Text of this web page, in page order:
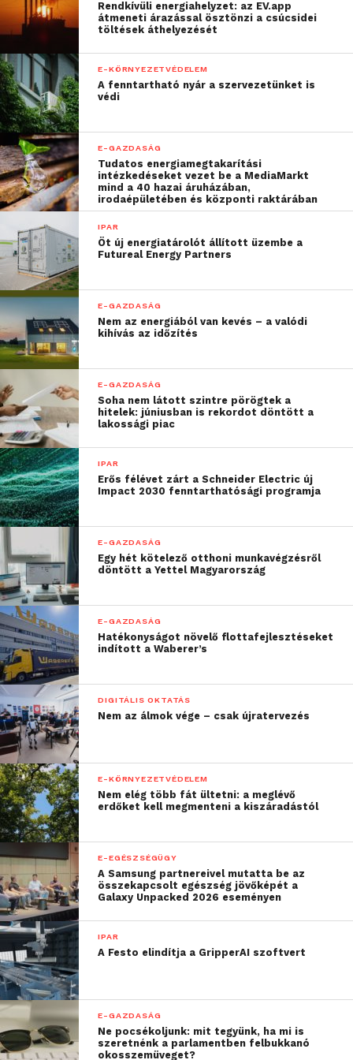
beágyazták az SAP S/4HANA Cloud környezetbe
annak érdekében, hogy a szervezetek egy
rendszerben kezelhessék szerteágazó tervezési,
végrehajtási és elemzési folyamataikat. A megoldás
immár több mint 150 adatforrás adatait képes
kezelni.
Az SAP Analytics Cloud további újdonsága, hogy
erősebb digitális asszisztenst kap, amelyet már
élőszóban is lehet kérdezni, és amelynek válaszai
azonnal megjelennek a képernyőn.
Rendkívüli energiahelyzet: az EV.app
átmeneti árazással ösztönzi a csúcsidei
töltések áthelyezését
E-KÖRNYEZETVÉDELEM
A fenntartható nyár a szervezetünket is
védi
E-GAZDASÁG
Tudatos energiamegtakarítási
intézkedéseket vezet be a MediaMarkt
mind a 40 hazai áruházában,
irodaépületében és központi raktárában
IPAR
Öt új energiatárolót állított üzembe a
Futureal Energy Partners
E-GAZDASÁG
Nem az energiából van kevés – a valódi
kihívás az időzítés
E-GAZDASÁG
Soha nem látott szintre pörögtek a
hitelek: júniusban is rekordot döntött a
lakossági piac
IPAR
Erős félévet zárt a Schneider Electric új
Impact 2030 fenntarthatósági programja
E-GAZDASÁG
Egy hét kötelező otthoni munkavégzésről
döntött a Yettel Magyarország
E-GAZDASÁG
Hatékonyságot növelő flottafejlesztéseket
indított a Waberer’s
DIGITÁLIS OKTATÁS
Nem az álmok vége – csak újratervezés
E-KÖRNYEZETVÉDELEM
Nem elég több fát ültetni: a meglévő
erdőket kell megmenteni a kiszáradástól
E-EGÉSZSÉGÜGY
A Samsung partnereivel mutatta be az
összekapcsolt egészség jövőképét a
Galaxy Unpacked 2026 eseményen
IPAR
A Festo elindítja a GripperAI szoftvert
E-GAZDASÁG
Ne pocsékoljunk: mit tegyünk, ha mi is
szeretnénk a parlamentben felbukkanó
okosszemüveget?